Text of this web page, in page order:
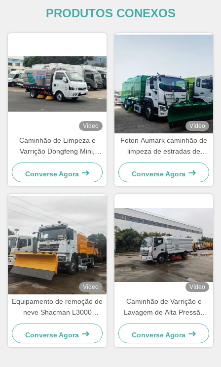
PRODUTOS CONEXOS
Vídeo
Caminhão de Limpeza e
Varrição Dongfeng Mini,
Sucção de Poeira e
Pulverização de Água
Converse Agora
Vídeo
Foton Aumark caminhão de
limpeza de estradas de
vácuo com remoção de neve
Converse Agora
Vídeo
Equipamento de remoção de
neve Shacman L3000
336HP, pá carregadeira,
varredora de neve
Converse Agora
Vídeo
Caminhão de Varrição e
Lavagem de Alta Pressão
Foton Aumark
Converse Agora